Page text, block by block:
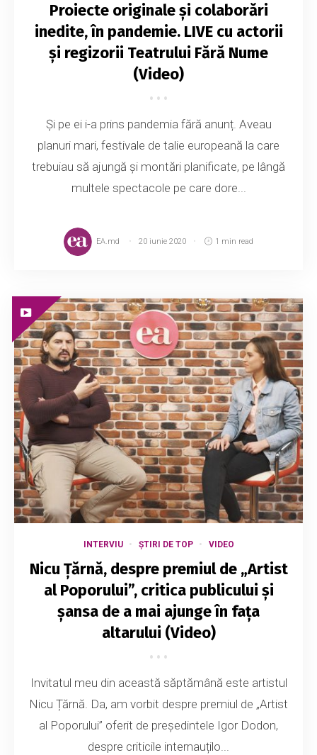
Proiecte originale și colaborări
inedite, în pandemie. LIVE cu actorii
și regizorii Teatrului Fără Nume
(Video)
Și pe ei i-a prins pandemia fără anunț. Aveau
planuri mari, festivale de talie europeană la care
trebuiau să ajungă și montări planificate, pe lângă
multele spectacole pe care dore...
EA.md 20 iunie 2020 1 min read
INTERVIU ȘTIRI DE TOP VIDEO
Nicu Țărnă, despre premiul de „Artist
al Poporului”, critica publicului și
șansa de a mai ajunge în fața
altarului (Video)
Invitatul meu din această săptămână este artistul
Nicu Țărnă. Da, am vorbit despre premiul de „Artist
al Poporului” oferit de președintele Igor Dodon,
despre criticile internauțilo...